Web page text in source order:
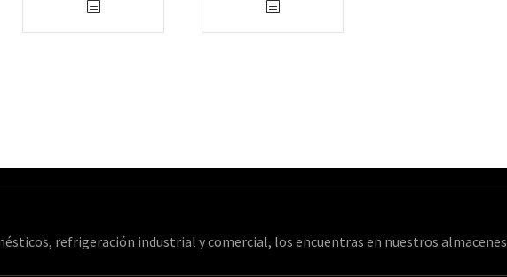
refrigeración industrial y comercial, los encuentras en nuestros almacenes